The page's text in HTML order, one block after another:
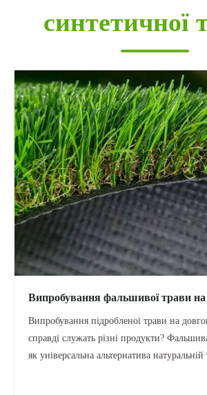
синтетичної
Випробування фальшивої трави на
термін служби газонного
Випробування підробленої трави на
справді служать різні продукти?
як універсальна альтернатива натуральній